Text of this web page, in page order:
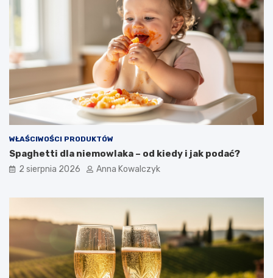
WŁAŚCIWOŚCI PRODUKTÓW
Spaghetti dla niemowlaka – od kiedy i jak podać?
2 sierpnia 2026 Anna Kowalczyk